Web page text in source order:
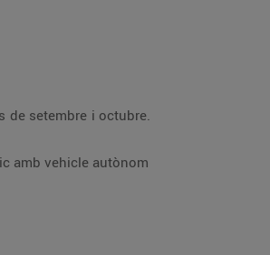
de setembre i octubre.
amb vehicle autònom